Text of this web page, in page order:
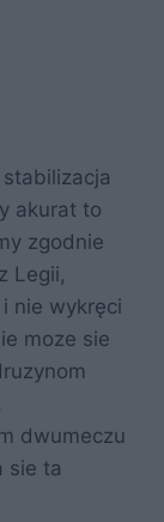
akurat to
zgodnie
Legii,
nie wykręci
moze sie
dwumeczu
sie ta